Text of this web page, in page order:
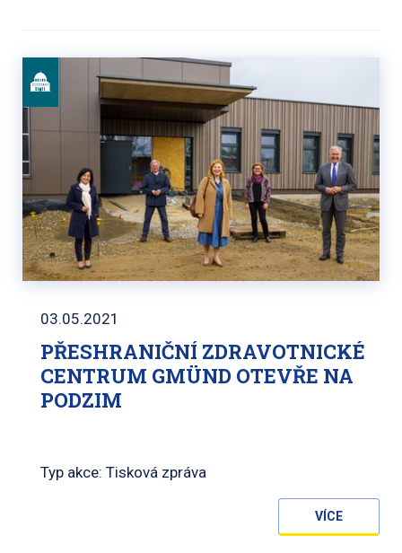
03.05.2021
PŘESHRANIČNÍ ZDRAVOTNICKÉ
CENTRUM GMÜND OTEVŘE NA
PODZIM
Typ akce: Tisková zpráva
VÍCE